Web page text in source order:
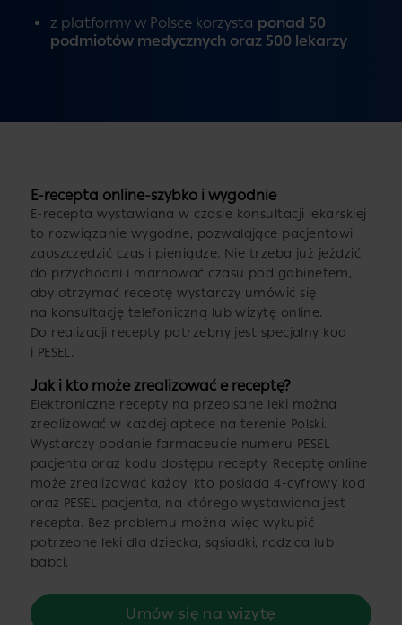
z platformy w Polsce korzysta ponad 50
podmiotów medycznych oraz 500 lekarzy
E-recepta online-szybko i wygodnie
E-recepta wystawiana w czasie konsultacji lekarskiej
to rozwiązanie wygodne, pozwalające pacjentowi
zaoszczędzić czas i pieniądze. Nie trzeba już jeździć
do przychodni i marnować czasu pod gabinetem,
aby otrzymać receptę wystarczy umówić się
na konsultację telefoniczną lub wizytę online.
Do realizacji recepty potrzebny jest specjalny kod
i PESEL.
Jak i kto może zrealizować e receptę?
Elektroniczne recepty na przepisane leki można
zrealizować w każdej aptece na terenie Polski.
Wystarczy podanie farmaceucie numeru PESEL
pacjenta oraz kodu dostępu recepty. Receptę online
może zrealizować każdy, kto posiada 4-cyfrowy kod
oraz PESEL pacjenta, na którego wystawiona jest
recepta. Bez problemu można więc wykupić
potrzebne leki dla dziecka, sąsiadki, rodzica lub
babci.
Umów się na wizytę